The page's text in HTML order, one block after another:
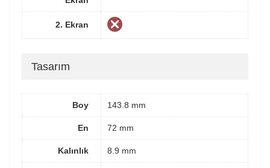
2. Ekran
Tasarım
Boy 143.8 mm
En 72 mm
Kalınlık 8.9 mm